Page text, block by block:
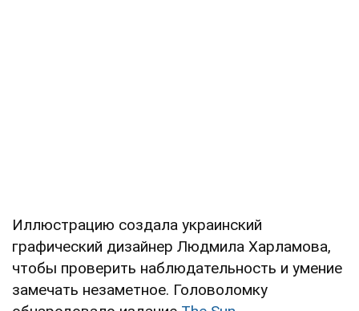
Иллюстрацию создала украинский
графический дизайнер Людмила Харламова,
чтобы проверить наблюдательность и умение
замечать незаметное. Головоломку